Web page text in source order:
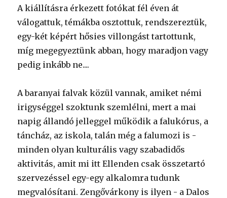
A kiállításra érkezett fotókat fél éven át
válogattuk, témákba osztottuk, rendszereztük,
egy-két képért hősies villongást tartottunk,
míg megegyeztünk abban, hogy maradjon vagy
pedig inkább ne....
A baranyai falvak közül vannak, amiket némi
irigységgel szoktunk szemlélni, mert a mai
napig állandó jelleggel működik a falukórus, a
táncház, az iskola, talán még a falumozi is -
minden olyan kulturális vagy szabadidős
aktivitás, amit mi itt Ellenden csak összetartó
szervezéssel egy-egy alkalomra tudunk
megvalósítani. Zengővárkony is ilyen - a Dalos